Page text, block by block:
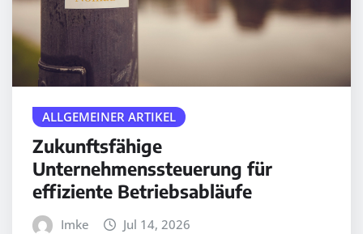
ALLGEMEINER ARTIKEL
Zukunftsfähige
Unternehmenssteuerung für
effiziente Betriebsabläufe
Imke Jul 14, 2026